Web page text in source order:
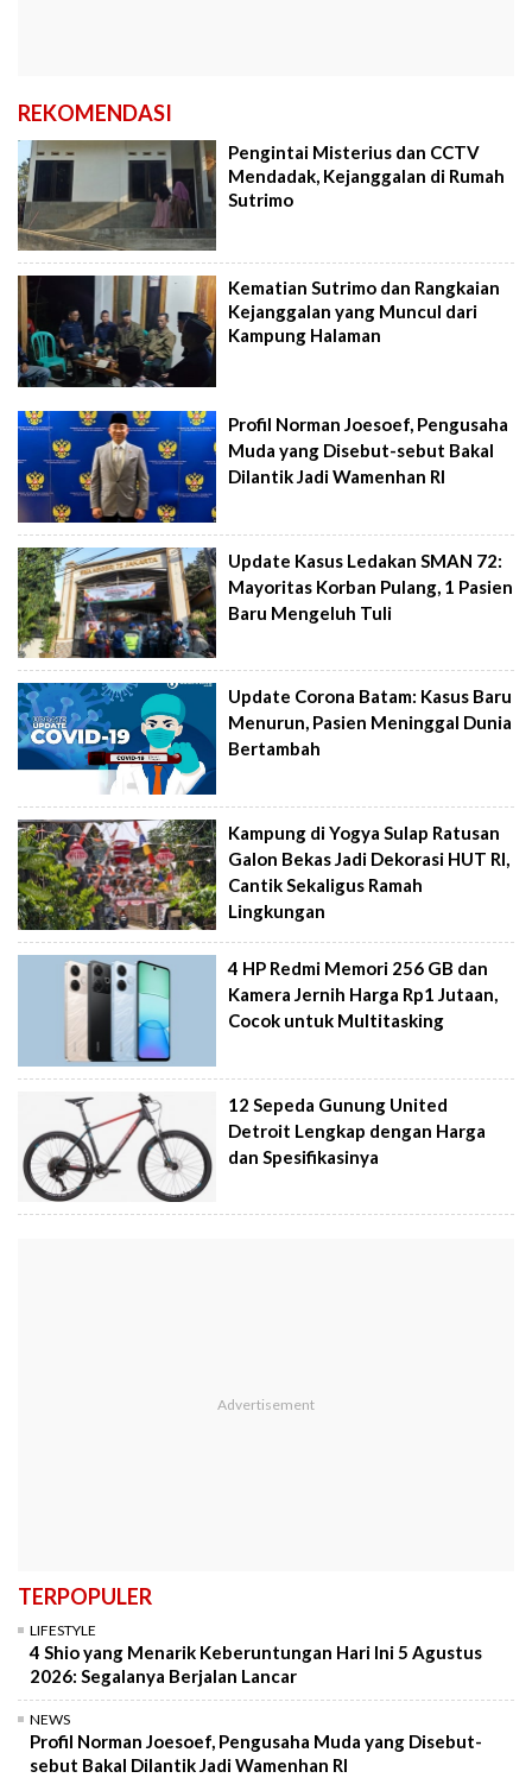
REKOMENDASI
Pengintai Misterius dan CCTV
Mendadak, Kejanggalan di Rumah
Sutrimo
Kematian Sutrimo dan Rangkaian
Kejanggalan yang Muncul dari
Kampung Halaman
Profil Norman Joesoef, Pengusaha
Muda yang Disebut-sebut Bakal
Dilantik Jadi Wamenhan RI
Update Kasus Ledakan SMAN 72:
Mayoritas Korban Pulang, 1 Pasien
Baru Mengeluh Tuli
Update Corona Batam: Kasus Baru
Menurun, Pasien Meninggal Dunia
Bertambah
Kampung di Yogya Sulap Ratusan
Galon Bekas Jadi Dekorasi HUT RI,
Cantik Sekaligus Ramah
Lingkungan
4 HP Redmi Memori 256 GB dan
Kamera Jernih Harga Rp1 Jutaan,
Cocok untuk Multitasking
12 Sepeda Gunung United
Detroit Lengkap dengan Harga
dan Spesifikasinya
TERPOPULER
LIFESTYLE
4 Shio yang Menarik Keberuntungan Hari Ini 5 Agustus
2026: Segalanya Berjalan Lancar
NEWS
Profil Norman Joesoef, Pengusaha Muda yang Disebut-
sebut Bakal Dilantik Jadi Wamenhan RI